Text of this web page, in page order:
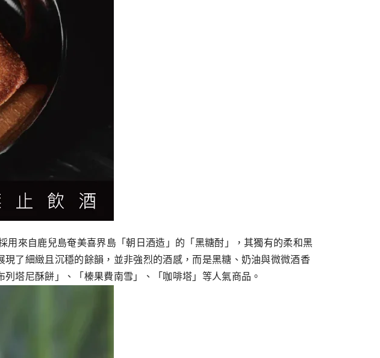
來⾃鹿兒島奄美喜界島「朝⽇酒造」的「⿊糖酎」，其獨有的柔和⿊
了細緻且沉穩的餘韻，並非強烈的酒感，⽽是⿊糖、奶油與微微酒香
塔尼酥餅」、「榛果費南雪」、「咖啡塔」等⼈氣商品。